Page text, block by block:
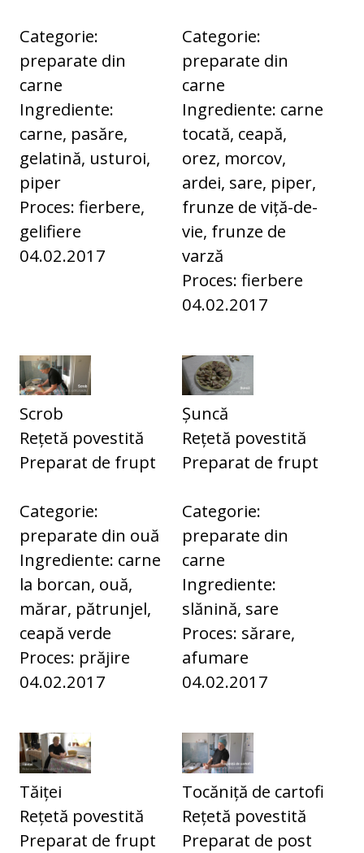
Categorie:
preparate din
carne
Ingrediente:
carne, pasăre,
gelatină, usturoi,
piper
Proces: fierbere,
gelifiere
04.02.2017
Categorie:
preparate din
carne
Ingrediente: carne
tocată, ceapă,
orez, morcov,
ardei, sare, piper,
frunze de viță-de-
vie, frunze de
varză
Proces: fierbere
04.02.2017
Scrob
Rețetă povestită
Preparat de frupt
Categorie:
preparate din ouă
Ingrediente: carne
la borcan, ouă,
mărar, pătrunjel,
ceapă verde
Proces: prăjire
04.02.2017
Șuncă
Rețetă povestită
Preparat de frupt
Categorie:
preparate din
carne
Ingrediente:
slănină, sare
Proces: sărare,
afumare
04.02.2017
Tăiței
Rețetă povestită
Preparat de frupt
Tocăniță de cartofi
Rețetă povestită
Preparat de post